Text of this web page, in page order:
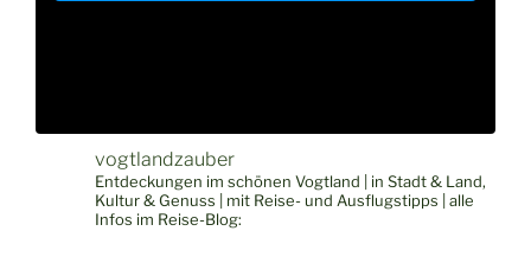
vogtlandzauber
Entdeckungen im schönen Vogtland | in Stadt & Land,
Kultur & Genuss | mit Reise- und Ausflugstipps | alle
Infos im Reise-Blog: